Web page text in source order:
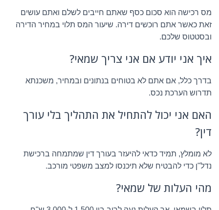
מס רכישה הוא סכום כסף שאתם חייבים לשלם ואתם עושים
זאת כאשר אתם רוכשים דירה. שיעור המס תלוי במחיר הדירה
ובסטטוס שלכם.
איך אני יודע אם אני צריך שמאי?
בדרך כלל, אם אתם לא בטוחים בנתונים ובמחיר, משכנתא
תדרוש הערכת נכס.
האם אני יכול להתחיל את התהליך בלי עורך
דין?
לא מומלץ, תמיד כדאי להיעזר בעורך דין שמתמחה ברכישת
נדל"ן כדי להבטיח שלא תיכנסו למצב משפטי מורכב.
מהי העלות של שמאי?